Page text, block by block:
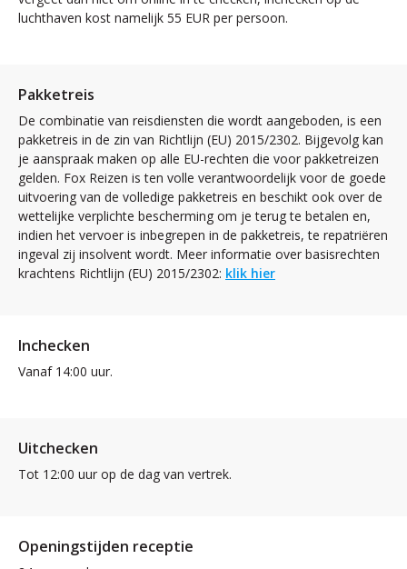
luchthaven kost namelijk 55 EUR per persoon.
Pakketreis
De combinatie van reisdiensten die wordt aangeboden, is een
pakketreis in de zin van Richtlijn (EU) 2015/2302. Bijgevolg kan
je aanspraak maken op alle EU-rechten die voor pakketreizen
gelden. Fox Reizen is ten volle verantwoordelijk voor de goede
uitvoering van de volledige pakketreis en beschikt ook over de
wettelijke verplichte bescherming om je terug te betalen en,
indien het vervoer is inbegrepen in de pakketreis, te repatriëren
ingeval zij insolvent wordt. Meer informatie over basisrechten
krachtens Richtlijn (EU) 2015/2302: klik hier
Inchecken
Vanaf 14:00 uur.
Uitchecken
Tot 12:00 uur op de dag van vertrek.
Openingstijden receptie